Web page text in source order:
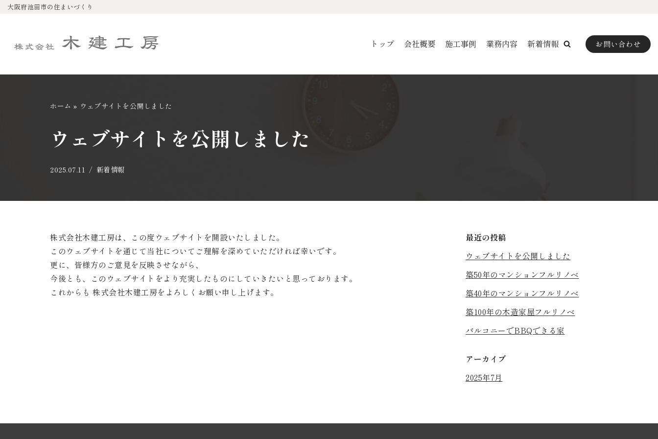
大阪府池田市の住まいづくり
トップ 会社概要 施工事例 業務内容 新着情報 お問い合わせ
ホーム » ウェブサイトを公開しました
ウェブサイトを公開しました
2025.07.11 新着情報
株式会社木建工房は、この度ウェブサイトを開設いたしました。
このウェブサイトを通じて当社についてご理解を深めていただければ幸いです。
更に、皆様方のご意見を反映させながら、
今後とも、このウェブサイトをより充実したものにしていきたいと思っております。
これからも 株式会社木建工房をよろしくお願い申し上げます。
最近の投稿
ウェブサイトを公開しました
築50年のマンションフルリノベ
築40年のマンションフルリノベ
築100年の木造家屋フルリノベ
バルコニーでBBQできる家
アーカイブ
2025年7月